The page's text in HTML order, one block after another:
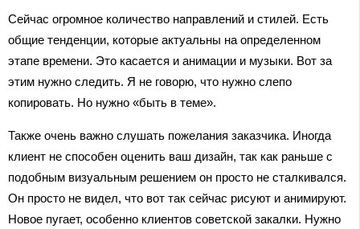
Сейчас огромное количество направлений и стилей. Есть
общие тенденции, которые актуальны на определенном
этапе времени. Это касается и анимации и музыки. Вот за
этим нужно следить. Я не говорю, что нужно слепо
копировать. Но нужно «быть в теме».
Также очень важно слушать пожелания заказчика. Иногда
клиент не способен оценить ваш дизайн, так как раньше с
подобным визуальным решением он просто не сталкивался.
Он просто не видел, что вот так сейчас рисуют и анимируют.
Новое пугает, особенно клиентов советской закалки. Нужно